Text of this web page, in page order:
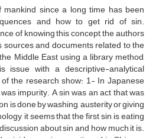
since a long time has been
and how to get rid of sin.
of knowing this concept, the authors
and documents related to the
Middle East using a library method,
issue with a descriptive-analytical
the research show: 1- In Japanese
impurity. A sin was an act that was
is done by washing, austerity or giving
it seems that the first sin is eating
about sin and how much it is.